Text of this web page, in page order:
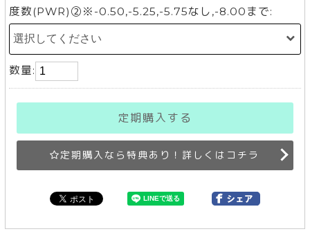
度数(PWR)②※-0.50,-5.25,-5.75なし,-8.00まで:
数量:
定期購入する
定期購入なら特典あり！詳しくはコチラ